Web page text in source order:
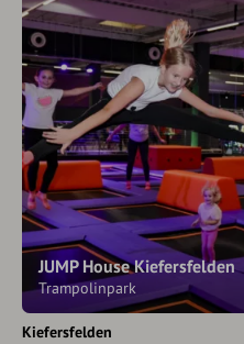
JUMP House Kiefersfelden
Trampolinpark
Kiefersfelden